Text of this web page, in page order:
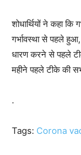
शोधार्थियों ने कहा
गर्भावस्था से पहले
धारण करने से पहले
महीने पहले टीके की
.
Tags: Corona